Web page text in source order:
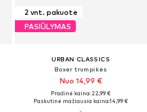
2 vnt. pakuotė
PASIŪLYMAS
URBAN CLASSICS
Boxer trumpikės
Nuo 14,99 €
Pradinė kaina: 22,99 €
Paskutinė mažiausia kaina:14,99 €